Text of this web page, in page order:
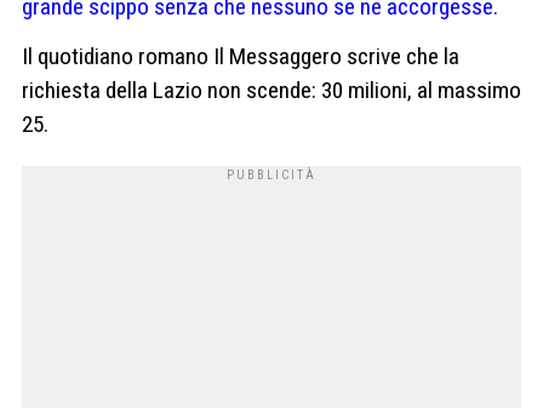
grande scippo senza che nessuno se ne accorgesse.
Il quotidiano romano Il Messaggero scrive che la
richiesta della Lazio non scende: 30 milioni, al massimo
25.